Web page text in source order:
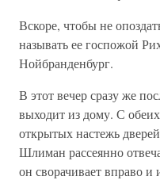
Вскоре, чтобы не
называть ее госпожой
Нойбранденбург.
В этот вечер сразу же
выходит из дому. С
открытых настежь
Шлиман рассеянно
он сворачивает вправо